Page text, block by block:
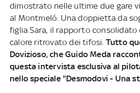
dimostrato nelle ultime due gare
al Montmeló. Una doppietta da
figlia Sara, il rapporto consolidato
calore ritrovato dei tifosi. Tutto
Dovizioso, che Guido Meda
questa intervista esclusiva al
nello speciale "Desmodovi - Una